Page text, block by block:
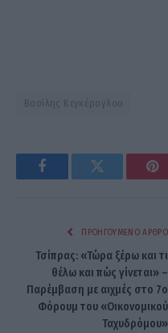
Βασίλης Κεγκέρογλου
FacebookTwitter
ΠΡΟΗΓΟΎΜΕΝΟ ΆΡΘΡΟ
Τσίπρας: «Τώρα ξέρω και τι
θέλω και πώς γίνεται» –
Παρέμβαση με αιχμές στο 7ο
Φόρουμ του «Οικονομικού
Ταχυδρόμου»